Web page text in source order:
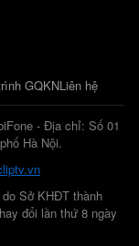
GQKNLiên hệ
- Địa chỉ: Số 01
Hà Nội.
Sở KHĐT thành
đổi lần thứ 8 ngày